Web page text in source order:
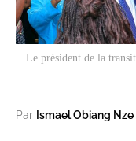
Le président de la
Par Ismael Obiang